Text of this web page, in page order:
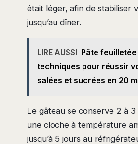
était léger, afin de stabiliser
jusqu’au dîner.
LIRE AUSSI Pâte feuilletée
techniques pour réussir
salées et sucrées en 20
Le gâteau se conserve 2 à 3
une cloche à température
jusqu’à 5 jours au